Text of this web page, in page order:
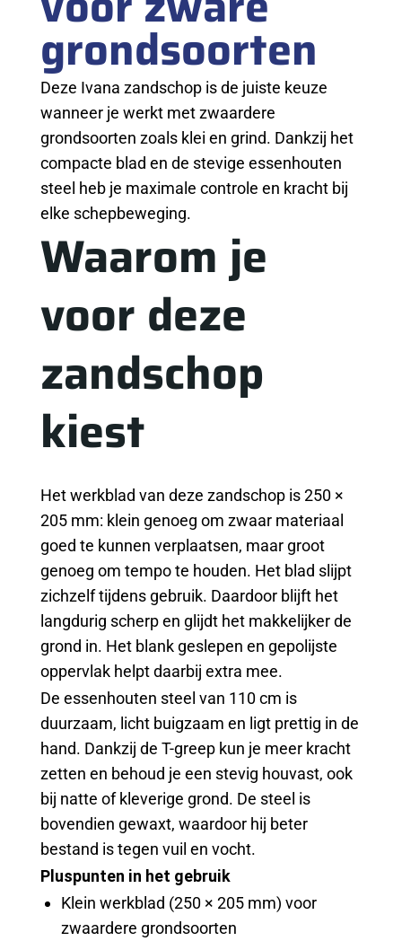
grondsoorten
Deze Ivana zandschop is de juiste keuze
wanneer je werkt met zwaardere
grondsoorten zoals klei en grind. Dankzij het
compacte blad en de stevige essenhouten
steel heb je maximale controle en kracht bij
elke schepbeweging.
Waarom je
voor deze
zandschop
kiest
Het werkblad van deze zandschop is 250 ×
205 mm: klein genoeg om zwaar materiaal
goed te kunnen verplaatsen, maar groot
genoeg om tempo te houden. Het blad slijpt
zichzelf tijdens gebruik. Daardoor blijft het
langdurig scherp en glijdt het makkelijker de
grond in. Het blank geslepen en gepolijste
oppervlak helpt daarbij extra mee.
De essenhouten steel van 110 cm is
duurzaam, licht buigzaam en ligt prettig in de
hand. Dankzij de T-greep kun je meer kracht
zetten en behoud je een stevig houvast, ook
bij natte of kleverige grond. De steel is
bovendien gewaxt, waardoor hij beter
bestand is tegen vuil en vocht.
Pluspunten in het gebruik
Klein werkblad (250 × 205 mm) voor
zwaardere grondsoorten